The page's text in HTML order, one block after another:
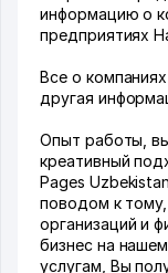
информацию о
предприятиях
Все о
другая
Опыт работы,
креативный
Pages
поводом к
организаций и
бизнес на
услугам, Вы